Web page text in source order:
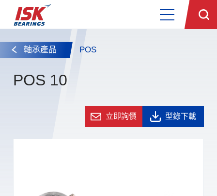
軸承產品 POS
POS 10
立即詢價 型錄下載